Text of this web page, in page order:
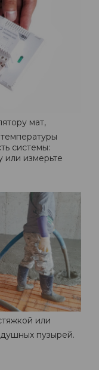
мат,
системы:
или измерьте
или
пузырей.